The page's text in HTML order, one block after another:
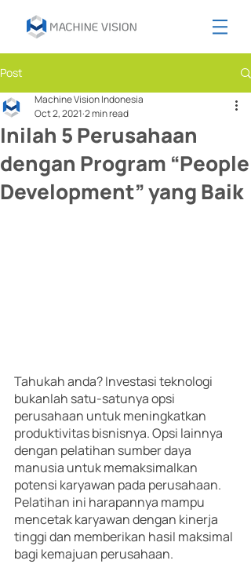
Post
Inilah 5 Perusahaan
dengan Program “People
Development” yang Baik
Machine Vision Indonesia
Oct 2, 2021 2 min read
Tahukah anda? Investasi teknologi
bukanlah satu-satunya opsi
perusahaan untuk meningkatkan
produktivitas bisnisnya. Opsi lainnya
dengan pelatihan sumber daya
manusia untuk memaksimalkan
potensi karyawan pada perusahaan.
Pelatihan ini harapannya mampu
mencetak karyawan dengan kinerja
tinggi dan memberikan hasil maksimal
bagi kemajuan perusahaan.